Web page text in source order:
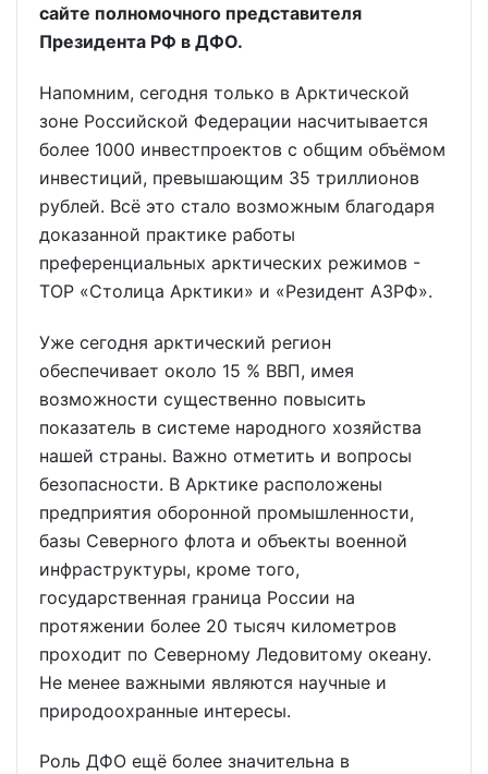
сайте полномочного представителя
Президента РФ в ДФО.
Напомним, сегодня только в Арктической
зоне Российской Федерации насчитывается
более 1000 инвестпроектов с общим объёмом
инвестиций, превышающим 35 триллионов
рублей. Всё это стало возможным благодаря
доказанной практике работы
преференциальных арктических режимов -
ТОР «Столица Арктики» и «Резидент АЗРФ».
Уже сегодня арктический регион
обеспечивает около 15 % ВВП, имея
возможности существенно повысить
показатель в системе народного хозяйства
нашей страны. Важно отметить и вопросы
безопасности. В Арктике расположены
предприятия оборонной промышленности,
базы Северного флота и объекты военной
инфраструктуры, кроме того,
государственная граница России на
протяжении более 20 тысяч километров
проходит по Северному Ледовитому океану.
Не менее важными являются научные и
природоохранные интересы.
Роль ДФО ещё более значительна в